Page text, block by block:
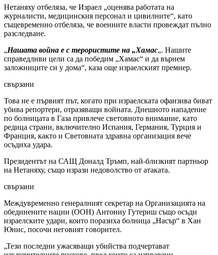
Нетаняху отбеляза, че Израел „оценява работата на
журналисти, медицинския персонал и цивилните“, като
същевременно отбеляза, че военните власти провеждат пълно
разследване.
„Нашата война е с терористите на „Хамас„. Нашите
справедливи цели са да победим „Хамас“ и да върнем
заложниците си у дома“, каза още израелският премиер.
свързани
Това не е първият път, когато при израелската офанзива биват
убива репортери, отразяващи войната. Днешното нападение
по болницата в Газа привлече световното внимание, като
редица страни, включително Испания, Германия, Турция и
Франция, както и Световната здравна организация вече
осъдиха удара.
Президентът на САЩ Доналд Тръмп, най-близкият партньор
на Нетаняху, също изрази недоволство от атаката.
свързани
Междувременно генералният секретар на Организацията на
обединените нации (ООН) Антониу Гутериш също осъди
израелските удари, които поразиха болница „Насър“ в Хан
Юнис, посочи неговият говорител.
„Тези последни ужасяващи убийства подчертават